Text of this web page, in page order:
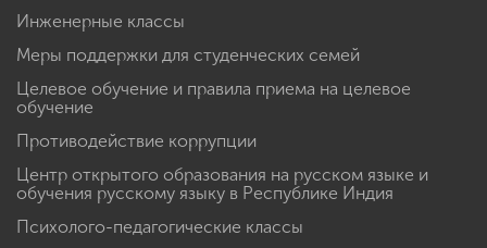
Инженерные классы
Меры поддержки для студенческих семей
Целевое обучение и правила приема на целевое
обучение
Противодействие коррупции
Центр открытого образования на русском языке и
обучения русскому языку в Республике Индия
Психолого-педагогические классы